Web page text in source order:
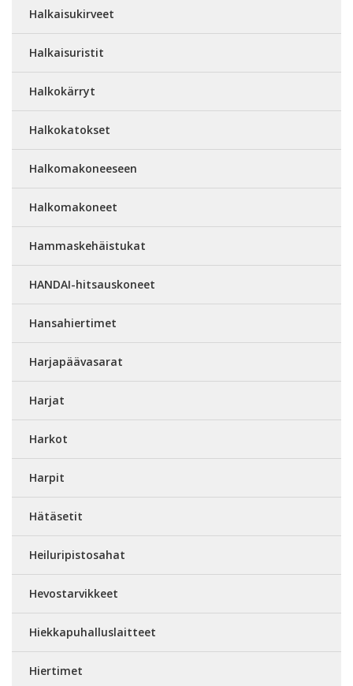
Halkaisukirveet
Halkaisuristit
Halkokärryt
Halkokatokset
Halkomakoneeseen
Halkomakoneet
Hammaskehäistukat
HANDAI-hitsauskoneet
Hansahiertimet
Harjapäävasarat
Harjat
Harkot
Harpit
Hätäsetit
Heiluripistosahat
Hevostarvikkeet
Hiekkapuhalluslaitteet
Hiertimet